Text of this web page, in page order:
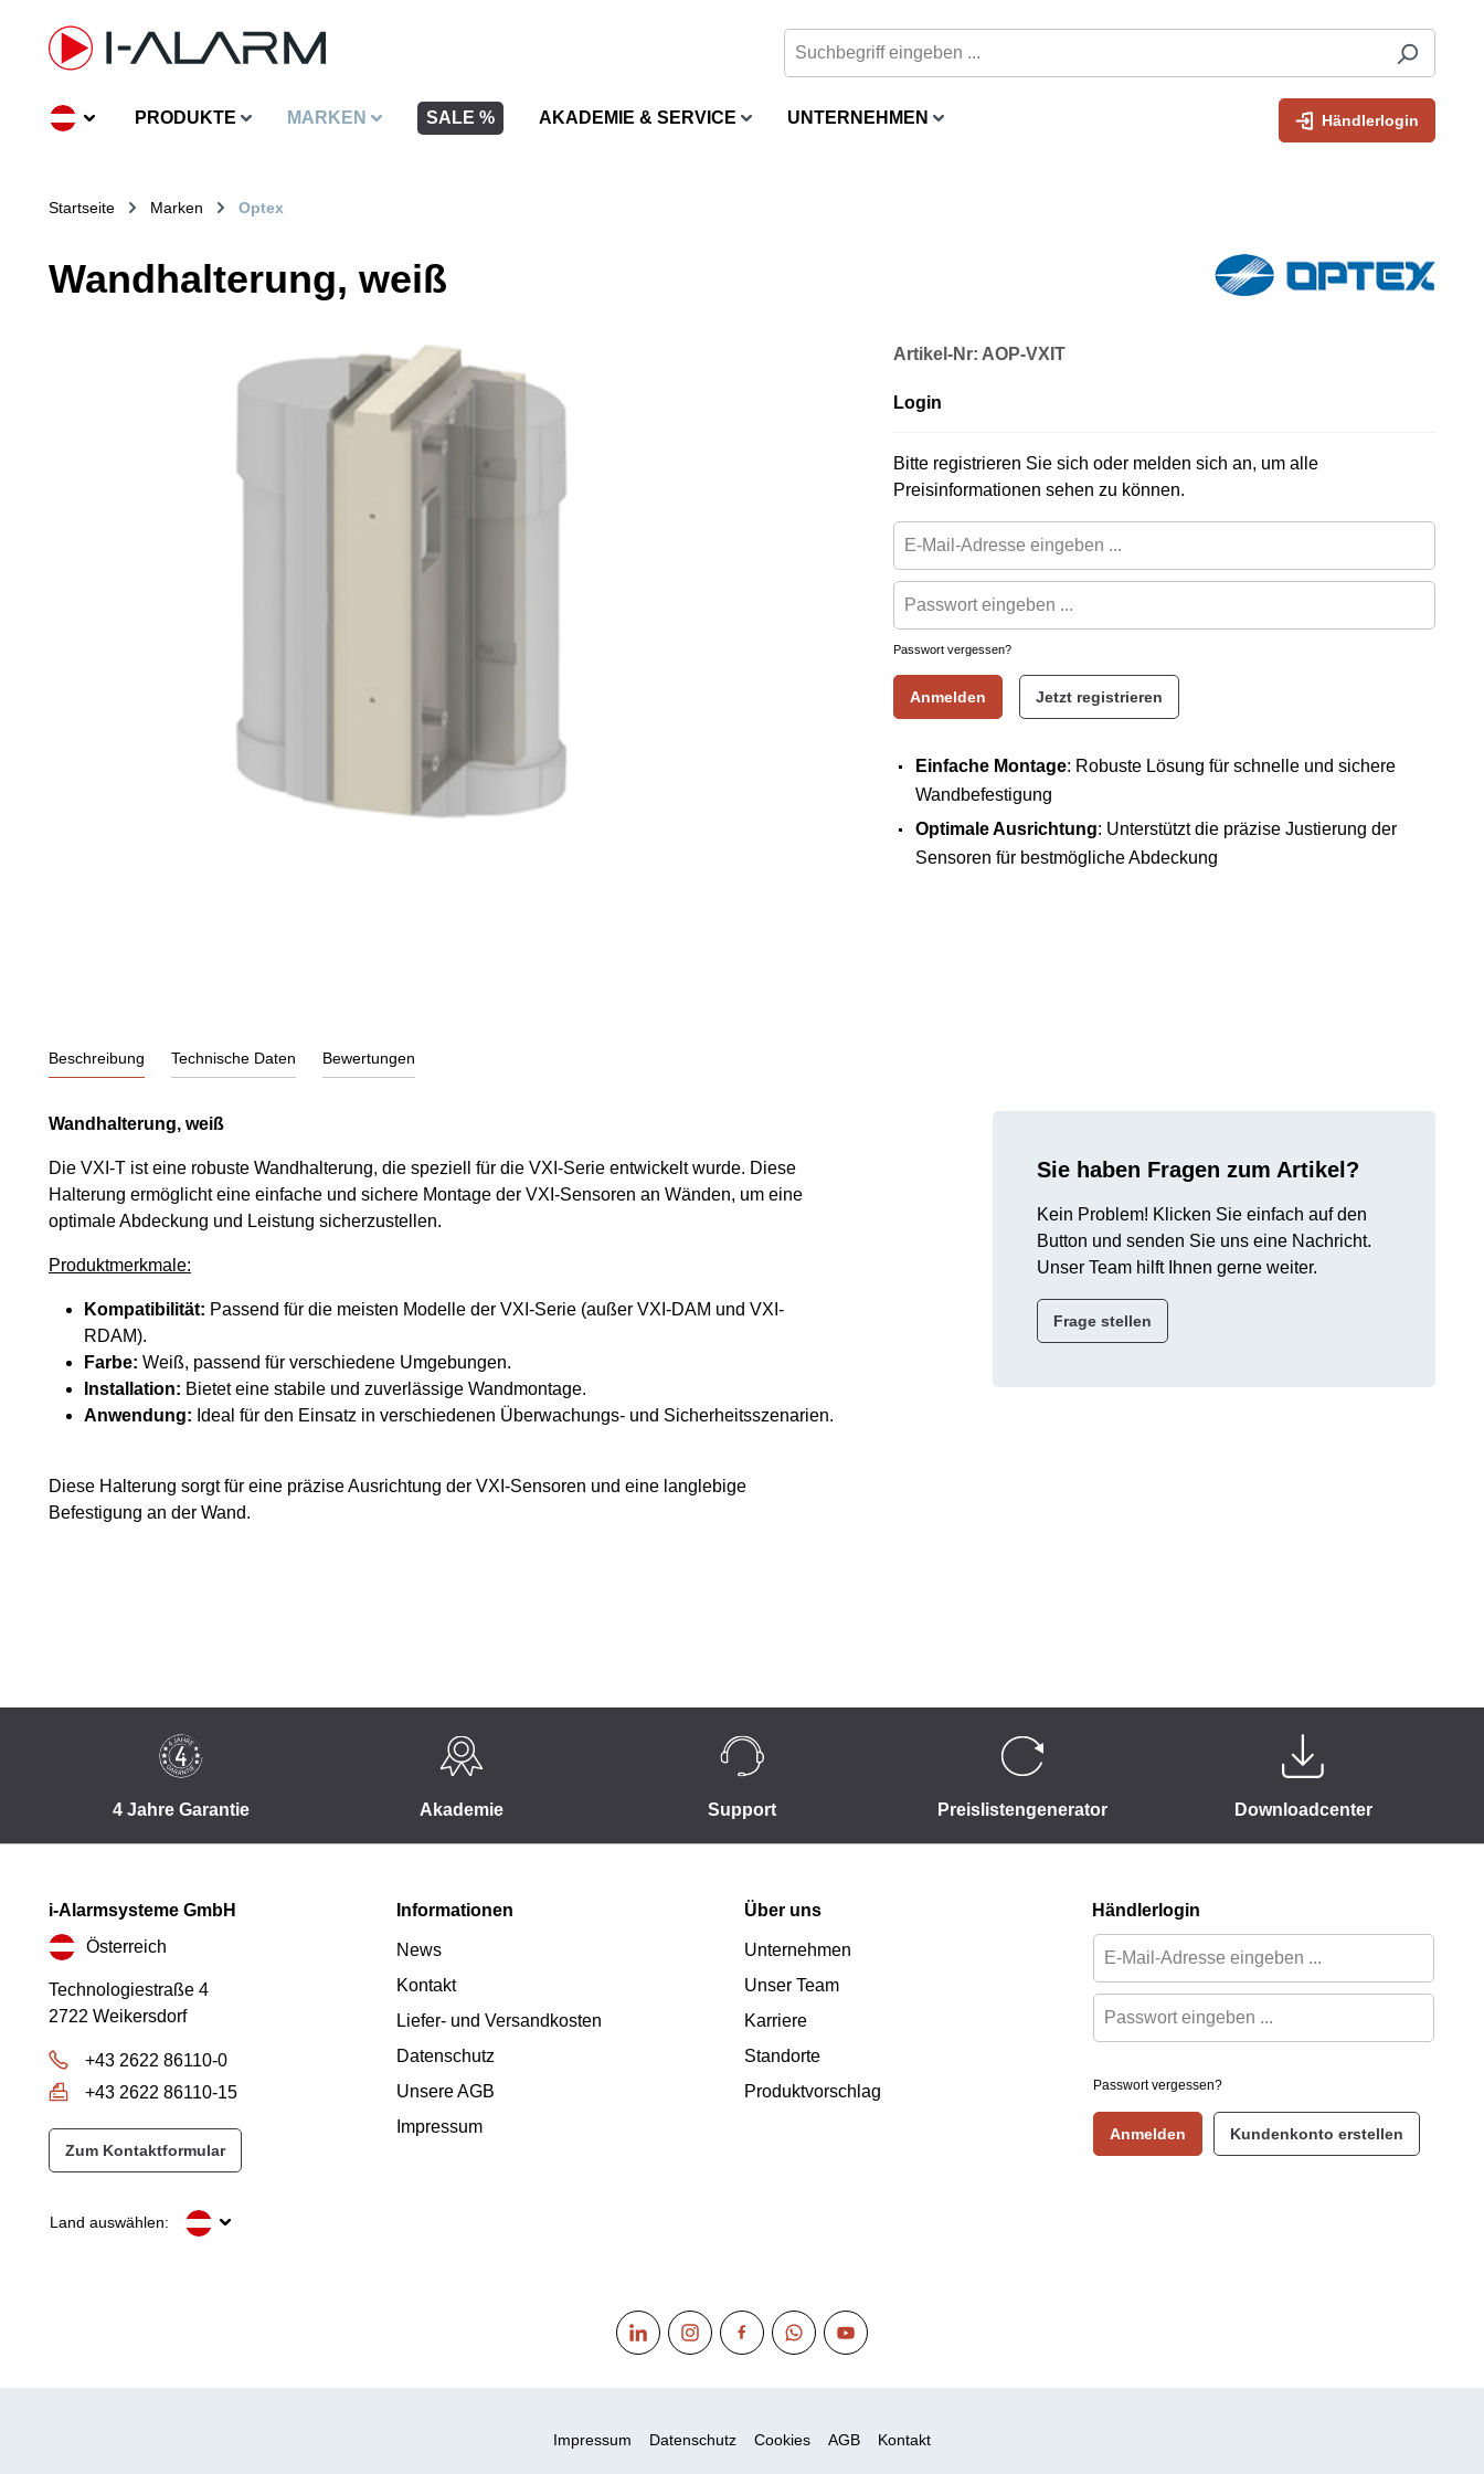
springen
PRODUKTE MARKEN SALE % AKADEMIE & SERVICE UNTERNEHMEN Händlerlogin
Startseite Marken Optex
Wandhalterung, weiß
Artikel-Nr: AOP-VXIT
Login
Bitte registrieren Sie sich oder melden sich an, um alle
Preisinformationen sehen zu können.
Passwort vergessen?
Anmelden Jetzt registrieren
Einfache Montage: Robuste Lösung für schnelle und sichere
Wandbefestigung
Optimale Ausrichtung: Unterstützt die präzise Justierung der
Sensoren für bestmögliche Abdeckung
Beschreibung Technische Daten Bewertungen
Wandhalterung, weiß
Die VXI-T ist eine robuste Wandhalterung, die speziell für die VXI-Serie entwickelt wurde. Diese
Halterung ermöglicht eine einfache und sichere Montage der VXI-Sensoren an Wänden, um eine
optimale Abdeckung und Leistung sicherzustellen.
Produktmerkmale:
Kompatibilität: Passend für die meisten Modelle der VXI-Serie (außer VXI-DAM und VXI-
RDAM).
Farbe: Weiß, passend für verschiedene Umgebungen.
Installation: Bietet eine stabile und zuverlässige Wandmontage.
Anwendung: Ideal für den Einsatz in verschiedenen Überwachungs- und Sicherheitsszenarien.
Diese Halterung sorgt für eine präzise Ausrichtung der VXI-Sensoren und eine langlebige
Befestigung an der Wand.
Sie haben Fragen zum Artikel?
Kein Problem! Klicken Sie einfach auf den
Button und senden Sie uns eine Nachricht.
Unser Team hilft Ihnen gerne weiter.
Frage stellen
4 Jahre Garantie Akademie Support Preislistengenerator Downloadcenter
i-Alarmsysteme GmbH
Österreich
Technologiestraße 4
2722 Weikersdorf
+43 2622 86110-0
+43 2622 86110-15
Zum Kontaktformular
Land auswählen:
Informationen
News
Kontakt
Liefer- und Versandkosten
Datenschutz
Unsere AGB
Impressum
Über uns
Unternehmen
Unser Team
Karriere
Standorte
Produktvorschlag
Händlerlogin
Passwort vergessen?
Anmelden Kundenkonto erstellen
Impressum Datenschutz Cookies AGB Kontakt